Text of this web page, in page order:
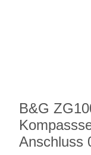
B&G
Anschluss